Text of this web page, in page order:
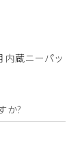
内蔵ニーパッ
か?